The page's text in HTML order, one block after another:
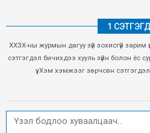
1
ХХЗХ-ны журмын дагуу зүй зохисгүй зарим
сэтгэгдэл бичихдээ хууль зүйн болон ёс
үү. Хэм хэмжээг зөрчсөн